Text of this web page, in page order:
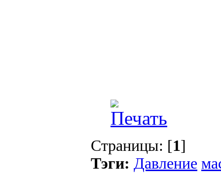
Страницы: [1]
Тэги: Давление